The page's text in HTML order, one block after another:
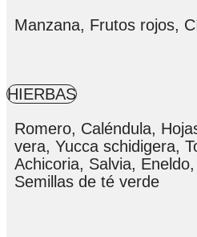
Manzana, Frutos rojos,
HIERBAS
Romero, Caléndula,
vera, Yucca schidigera,
Achicoria, Salvia,
Semillas de té verde